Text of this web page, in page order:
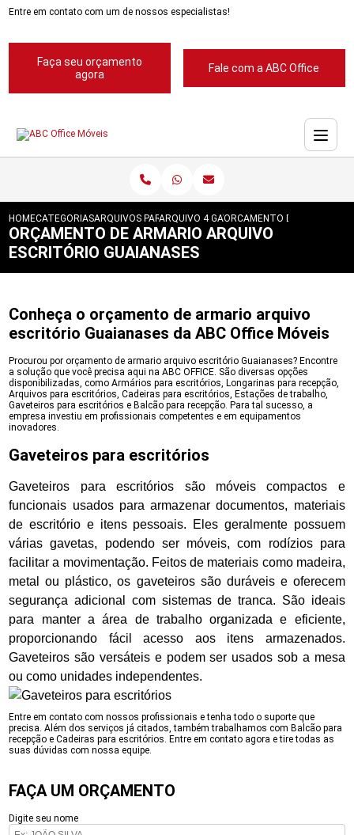
Entre em contato com um de nossos especialistas!
Faça seu orçamento
agora
Fale com a ABC Office
HOMECATEGORIASARQUIVOS PARA ESCRITORIOS
ARQUIVO 4 GAVETAS PARA ESCRITORIOS
ORCAMENTO DE ARMARIO
ORÇAMENTO DE ARMARIO ARQUIVO
ESCRITÓRIO GUAIANASES
Conheça o orçamento de armario arquivo
escritório Guaianases da ABC Office Móveis
Procurou por orçamento de armario arquivo escritório Guaianases? Encontre
a solução que você precisa aqui na ABC OFFICE. São diversas opções
disponibilizadas, como Armários para escritórios, Longarinas para recepção,
Arquivos para escritórios, Cadeiras para escritórios, Estações de trabalho,
Gaveteiros para escritórios e Balcão para recepção. Para tal sucesso, a
empresa investiu em profissionais competentes e em equipamentos
inovadores.
Gaveteiros para escritórios
Gaveteiros para escritórios são móveis compactos e
funcionais usados para armazenar documentos, materiais
de escritório e itens pessoais. Eles geralmente possuem
várias gavetas, podendo ser móveis, com rodízios para
facilitar a movimentação. Feitos de materiais como madeira,
metal ou plástico, os gaveteiros são duráveis e oferecem
segurança adicional com sistemas de tranca. São ideais
para manter a área de trabalho organizada e eficiente,
proporcionando fácil acesso aos itens armazenados.
Gaveteiros são versáteis e podem ser usados sob a mesa
ou como unidades independentes.
Entre em contato com nossos profissionais e tenha todo o suporte que
precisa. Além dos serviços já citados, também trabalhamos com Balcão para
recepção e Cadeiras para escritórios. Entre em contato agora e tire todas as
suas dúvidas com nossa equipe.
FAÇA UM ORÇAMENTO
Digite seu nome